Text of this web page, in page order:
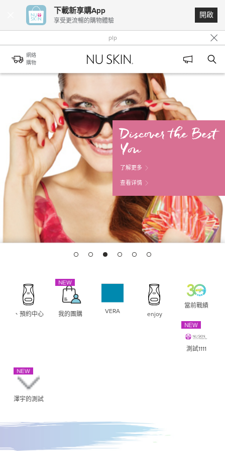
下載新享購App
享受更流暢的購物體驗
開啟
normal page
pdpJUJU测试123pdp
plp
促销类目
normal page
網絡
購物
Discover the Best
You
了解更多
查看详情
、預約中心 我的團購 VERA enjoy
當前戰績
測試1111
澤宇的測試